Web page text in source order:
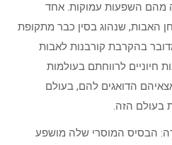
מהם השפעות עמוקות. אחד
האבות, שנהוג בסין כבר מתקופת
בהקרבת קורבנות לאבות
חיוניים לרווחתם בעולמות
הדואגים להם, בעולם
בעולם הזה.
הבסיס המוסרי שלה מושפע